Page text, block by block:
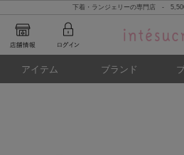
下着・ランジェリーの専門店 -
アイテム ブランド